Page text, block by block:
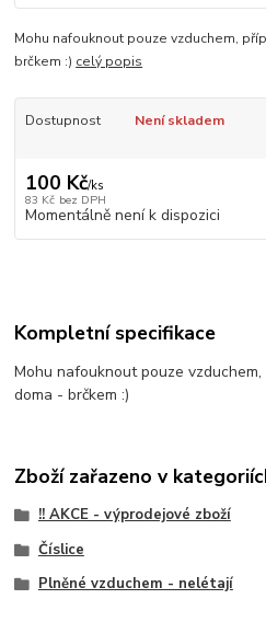
Mohu nafouknout pouze vzduchem,
brčkem :) celý popis
Dostupnost Není skladem
100 Kč/ks
83 Kč bez DPH
Momentálně není k dispozici
Kompletní specifikace
Mohu nafouknout pouze
doma - brčkem :)
Zboží zařazeno v
!! AKCE - výprodejové zboží
Číslice
Plněné vzduchem - nelétají